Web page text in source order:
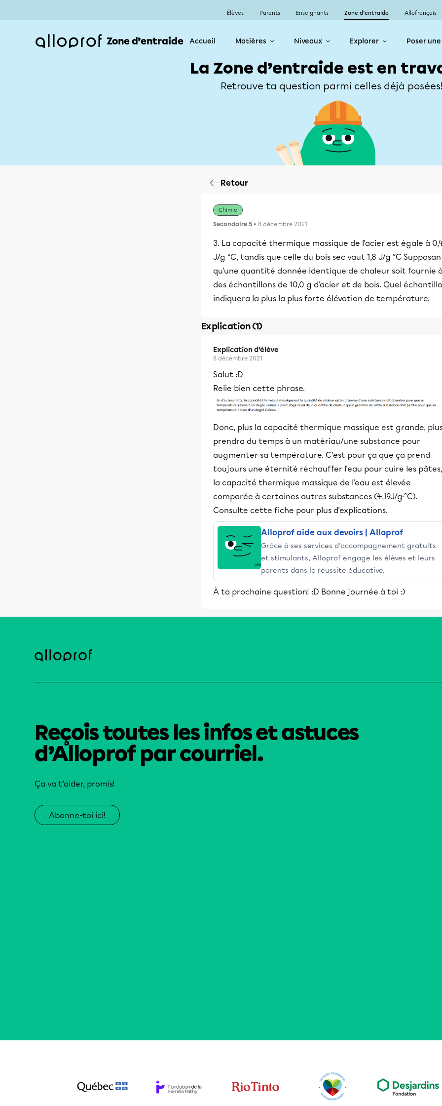
Élèves Parents Enseignants Zone d’entraide Allofrançais
Zone d’entraide Accueil Matières Niveaux Explorer Poser
La Zone d’entraide est en
Retrouve ta question parmi celles déjà
Retour
Chimie
Secondaire 5 • 8 décembre 2021
3. La capacité thermique massique de l'acier est égale à
J/g °C, tandis que celle du bois sec vaut 1,8 J/g °C
qu'une quantité donnée identique de chaleur soit fournie
des échantillons de 10,0 g d'acier et de bois. Quel
indiquera la plus la plus forte élévation de température.
Explication (1)
Explication d’élève
8 décembre 2021
Salut :D
Relie bien cette phrase.
Donc, plus la capacité thermique massique est grande,
prendra du temps à un matériau/une substance pour
augmenter sa température. C'est pour ça que ça prend
toujours une éternité réchauffer l'eau pour cuire les pâtes,
la capacité thermique massique de l'eau est élevée
comparée à certaines autres substances (4,19J/g·°C).
Consulte cette fiche pour plus d'explications.
Alloprof aide aux devoirs | Alloprof
Grâce à ses services d’accompagnement gratuits
et stimulants, Alloprof engage les élèves et leurs
parents dans la réussite éducative.
À ta prochaine question! :D Bonne journée à toi :)
Reçois toutes les infos et astuces
d’Alloprof par courriel.
Ça va t’aider, promis!
Abonne-toi ici!